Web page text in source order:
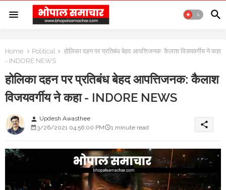
Home Political
होलिका दहन पर प्रतिबंध बेहद आपत्तिजनक: कैलाश विजयवर्गीय ने कहा
- INDORE NEWS
होलिका दहन पर प्रतिबंध बेहद आपत्तिजनक: कैलाश
विजयवर्गीय ने कहा - INDORE NEWS
person Updesh Awasthee
3/26/2021 04:56:00 PM
1 minute read share